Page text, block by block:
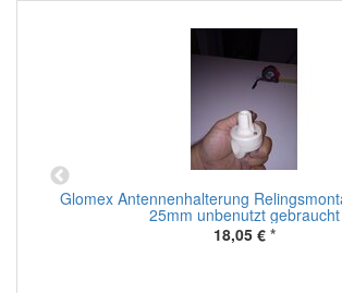
Glomex Antennenhalterung
25mm unbenutzt gebraucht
18,05 € *